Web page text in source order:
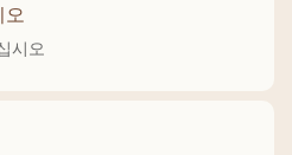
오
시오